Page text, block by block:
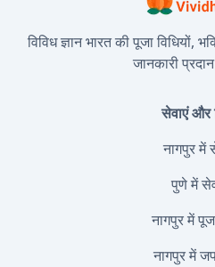
विविध ज्ञान भारत की पूजा
जानकारी
सेवाएं
नागपुर में
पुणे में
नागपुर में
नागपुर में